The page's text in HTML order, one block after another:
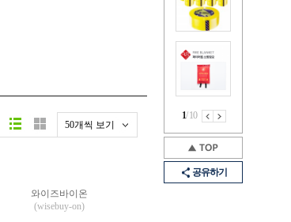
1/10
공유하기
50개씩 보기
와이즈바이온
(wisebuy-on)